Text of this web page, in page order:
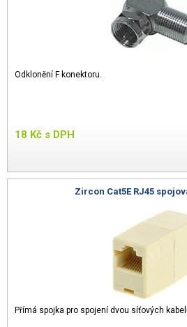
Odklonění F konektoru.
18 Kč s DPH
Zircon Cat5E RJ45
Přímá spojka pro spojení dvou síťových